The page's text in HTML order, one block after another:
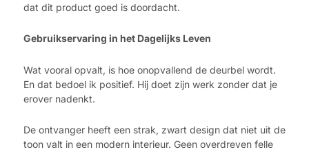
dat dit product goed is doordacht.
Gebruikservaring in het Dagelijks Leven
Wat vooral opvalt, is hoe onopvallend de deurbel wordt.
En dat bedoel ik positief. Hij doet zijn werk zonder dat je
erover nadenkt.
De ontvanger heeft een strak, zwart design dat niet uit de
toon valt in een modern interieur. Geen overdreven felle